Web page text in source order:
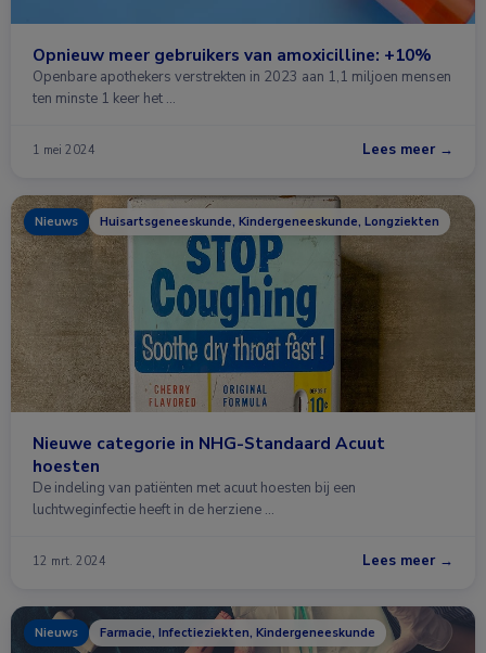
Opnieuw meer gebruikers van amoxicilline: +10%
Openbare apothekers verstrekten in 2023 aan 1,1 miljoen mensen
ten minste 1 keer het …
1 mei 2024 Lees meer →
Nieuws Huisartsgeneeskunde, Kindergeneeskunde, Longziekten
Nieuwe categorie in NHG-Standaard Acuut
hoesten
De indeling van patiënten met acuut hoesten bij een
luchtweginfectie heeft in de herziene …
12 mrt. 2024 Lees meer →
Nieuws Farmacie, Infectieziekten, Kindergeneeskunde